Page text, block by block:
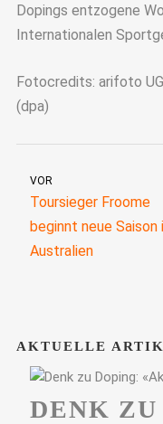
Dopings entzogene
Internationalen
Fotocredits: arifoto UG
(dpa)
VOR
Toursieger Froome
beginnt neue Saison
Australien
AKTUELLE
DENK